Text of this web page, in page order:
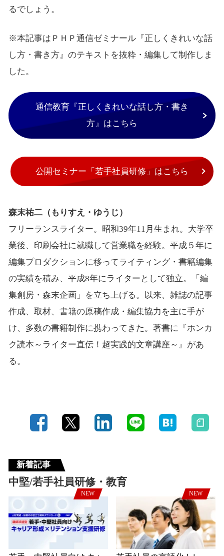
るでしょう。
※本記事はＰＨＰ通信ゼミナール『正しくきれいな話
し方・書き方』のテキストを抜粋・編集して制作しま
した。
通信教育『正しくきれいな話し方・書き
方』はこちら
公開セミナー「若手社員研修」はこちら
森末祐二（もりすえ・ゆうじ）
フリーランスライター。昭和39年11月生まれ。大学卒
業後、印刷会社に就職して営業職を経験。平成５年に
編集プロダクションに移ってライティング・書籍編集
の実績を積み、平成8年にライターとして独立。「編
集創房・森末企画」を立ち上げる。以来、雑誌の記事
作成、取材、書籍の原稿作成・編集協力を主に手が
け、多数の書籍制作に携わってきた。著書に『ホンカ
ク読本～ライター直伝！超実践的文章講座～』があ
る。
新着記事
中堅/若手社員研修・教育
NEW NEW